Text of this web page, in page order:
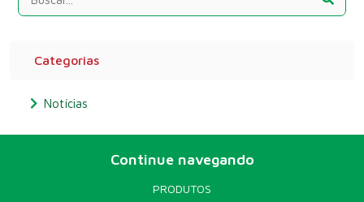
Categorias
Notícias
Continue navegando
PRODUTOS